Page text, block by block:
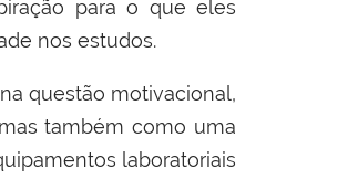
para o que eles
nos estudos.
questão motivacional,
também como uma
laboratoriais